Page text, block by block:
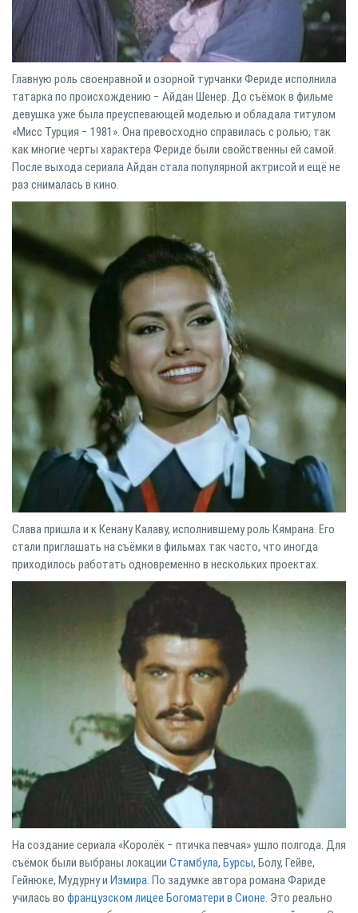
Главную роль своенравной и озорной турчанки Фериде исполнила
татарка по происхождению − Айдан Шенер. До съёмок в фильме
девушка уже была преуспевающей моделью и обладала титулом
«Мисс Турция − 1981». Она превосходно справилась с ролью, так
как многие черты характера Фериде были свойственны ей самой.
После выхода сериала Айдан стала популярной актрисой и ещё не
раз снималась в кино.
Слава пришла и к Кенану Калаву, исполнившему роль Кямрана. Его
стали приглашать на съёмки в фильмах так часто, что иногда
приходилось работать одновременно в нескольких проектах.
На создание сериала «Королёк − птичка певчая» ушло полгода. Для
съёмок были выбраны локации Стамбула, Бурсы, Болу, Гейве,
Гейнюке, Мудурну и Измира. По задумке автора романа Фариде
училась во французском лицее Богоматери в Сионе. Это реально